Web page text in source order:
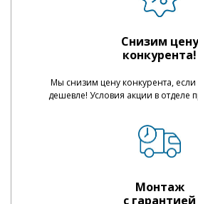
Снизим цену
конкурента!
Мы снизим цену конкурента,
дешевле! Условия акции в отделе
Монтаж
с гарантией